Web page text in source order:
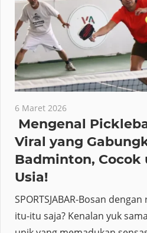
6 Maret 2026
Mengenal
Viral yang
Badminton, Cocok
Usia!
SPORTSJABAR-Bosan
itu-itu saja? Kenalan yuk